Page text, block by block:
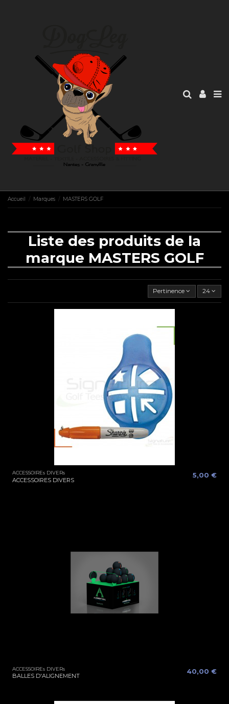
Accueil Marques MASTERS GOLF
Liste des produits de la
marque MASTERS GOLF
Pertinence 24
ACCESSOIREs DIVERs
ACCESSOIRES DIVERS
5,00 €
ACCESSOIREs DIVERs
BALLES D'ALIGNEMENT
40,00 €